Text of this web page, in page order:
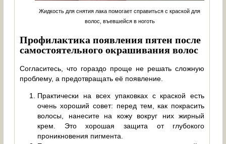
Жидкость для снятия лака помогает справиться с краской для
волос, въевшейся в ноготь
Профилактика появления пятен после
самостоятельного окрашивания волос
Согласитесь, что гораздо проще не решать сложную
проблему, а предотвращать её появление.
Практически на всех упаковках с краской есть
очень хороший совет: перед тем, как покрасить
волосы, нанесите на кожу вокруг них жирный
крем. Это хорошая защита от глубокого
проникновения пигмента.